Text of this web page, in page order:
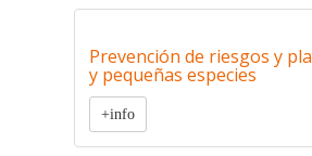
Prevención de riesgos y
y pequeñas especies
+info